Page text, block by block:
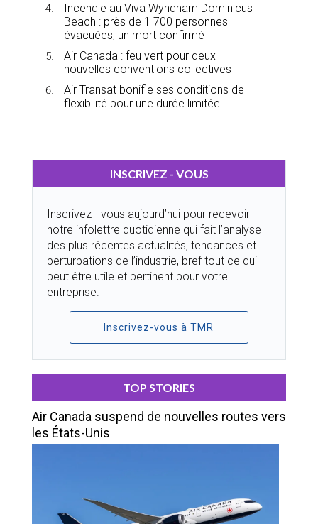
Incendie au Viva Wyndham Dominicus
Beach : près de 1 700 personnes
évacuées, un mort confirmé
Air Canada : feu vert pour deux
nouvelles conventions collectives
Air Transat bonifie ses conditions de
flexibilité pour une durée limitée
INSCRIVEZ - VOUS
Inscrivez - vous aujourd’hui pour recevoir
notre infolettre quotidienne qui fait l’analyse
des plus récentes actualités, tendances et
perturbations de l’industrie, bref tout ce qui
peut être utile et pertinent pour votre
entreprise.
Inscrivez-vous à TMR
TOP STORIES
Air Canada suspend de nouvelles routes vers
les États-Unis